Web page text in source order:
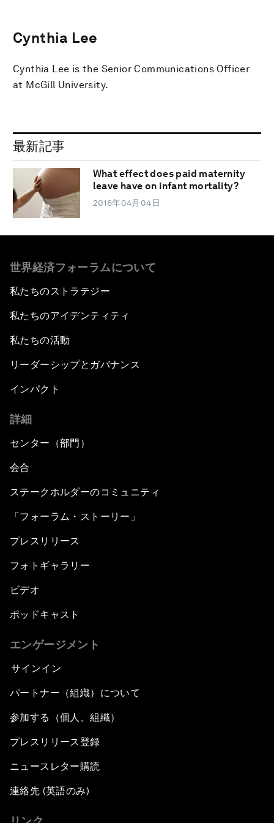
Cynthia Lee
Cynthia Lee is the Senior Communications Officer
at McGill University.
最新記事
What effect does paid maternity
leave have on infant mortality?
2016年04月04日
世界経済フォーラムについて
私たちのストラテジー
私たちのアイデンティティ
私たちの活動
リーダーシップとガバナンス
インパクト
詳細
センター（部門）
会合
ステークホルダーのコミュニティ
「フォーラム・ストーリー」
プレスリリース
フォトギャラリー
ビデオ
ポッドキャスト
エンゲージメント
サインイン
パートナー（組織）について
参加する（個人、組織）
プレスリリース登録
ニュースレター購読
連絡先 (英語のみ)